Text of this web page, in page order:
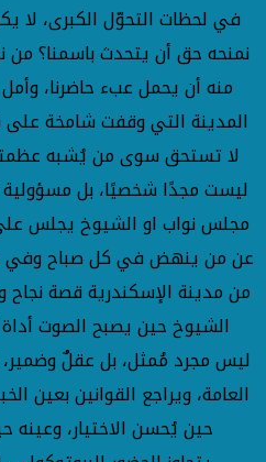
في لحظات التحوّل الكبرى، لا
نمنحه حق أن يتحدث باسمنا؟ من
منه أن يحمل عبء حاضرنا،
المدينة التي وقفت شامخة على
لا تستحق سوى من يُشبه
ليست مجدًا شخصيًا، بل مسؤولية
مجلس نواب او الشيوخ يجلس
عن من ينهض في كل صباح وفي
من مدينة الإسكندرية قصة
الشيوخ حين يصبح الصوت
ليس مجرد مُمثل، بل عقلٌ
العامة، ويراجع القوانين بعين
حين يُحسن الاختيار، وعينه